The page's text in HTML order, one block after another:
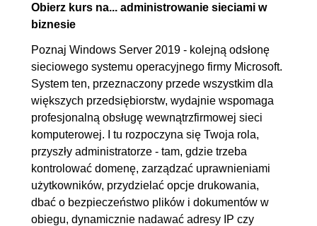
federacyjnych (ADFS)
federacyjnych
2. AD LDS - usługi katalogowe w
Active Directory
00:19:44
2.1. Instalacja roli
00:03:16
2.2. Konfiguracja usługi na
kontrolerze domeny
00:06:12
2.3. Konfiguracja usługi na
serwerze członkowskim
00:04:12
Obierz kurs na... administrowanie sieciami w
biznesie
Poznaj Windows Server 2019 - kolejną odsłonę
sieciowego systemu operacyjnego firmy Microsoft.
System ten, przeznaczony przede wszystkim dla
większych przedsiębiorstw, wydajnie wspomaga
profesjonalną obsługę wewnątrzfirmowej sieci
komputerowej. I tu rozpoczyna się Twoja rola,
przyszły administratorze - tam, gdzie trzeba
kontrolować domenę, zarządzać uprawnieniami
użytkowników, przydzielać opcje drukowania,
dbać o bezpieczeństwo plików i dokumentów w
obiegu, dynamicznie nadawać adresy IP czy